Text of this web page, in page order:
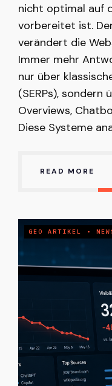
nicht optimal auf
vorbereitet ist.
verändert die
Immer mehr
nur über
(SERPs), sondern
Overviews,
Diese Systeme
READ MORE
GEO ARTIKEL •